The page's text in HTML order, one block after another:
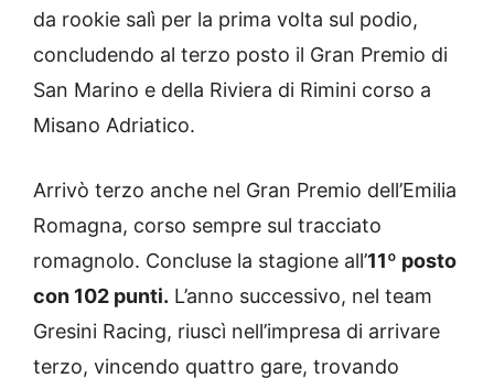
da rookie salì per la prima volta sul podio,
concludendo al terzo posto il Gran Premio di
San Marino e della Riviera di Rimini corso a
Misano Adriatico.
Arrivò terzo anche nel Gran Premio dell’Emilia
Romagna, corso sempre sul tracciato
romagnolo. Concluse la stagione all’11º posto
con 102 punti. L’anno successivo, nel team
Gresini Racing, riuscì nell’impresa di arrivare
terzo, vincendo quattro gare, trovando